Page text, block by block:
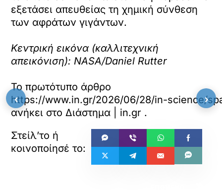
εξετάσει απευθείας τη χημική σύνθεση
των αφράτων γιγάντων.
Κεντρική εικόνα (καλλιτεχνική
απεικόνιση): NASA/Daniel Rutter
Το πρωτότυπο άρθρο
https://www.in.gr/2026/06/28/in-science/
ανήκει στοΔιάστημα | in.gr .
‹ ›